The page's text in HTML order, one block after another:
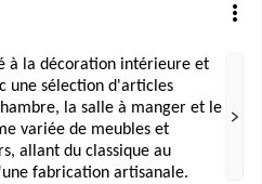
à la décoration intérieure et
une sélection d'articles
la salle à manger et le
variée de meubles et
allant du classique au
fabrication artisanale.